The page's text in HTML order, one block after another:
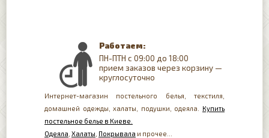
Работаем:
ПН-ПТН с 09:00 до 18:00
прием заказов через корзину —
круглосуточно
Интернет-магазин постельного белья, текстиля,
домашней одежды, халаты, подушки, одеяла. Купить
постельное белье в Киеве.
Одеяла Халаты Покрывала и прочее...